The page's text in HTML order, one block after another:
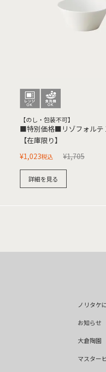
【のし・包装不可】
■特別価格■リゾフォルテ
【在庫限り】
¥1,705
¥1,023税込
詳細を見る
ノリタケ
お知らせ
大倉陶園
マスター